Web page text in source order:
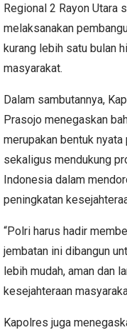
Regional 2 Rayon Utara
melaksanakan
kurang lebih satu bulan
masyarakat.
Dalam sambutannya,
Prasojo menegaskan
merupakan bentuk
sekaligus mendukung
Indonesia dalam
peningkatan
“Polri harus hadir
jembatan ini dibangun
lebih mudah, aman dan
kesejahteraan
Kapolres juga